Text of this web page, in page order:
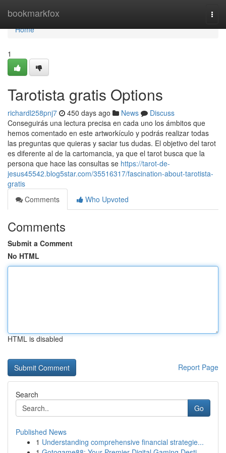
bookmarkfox
Home
Home
1
Tarotista gratis Options
richardl258pnj7 450 days ago News
Discuss
Conseguirás una lectura precisa en cada uno los ámbitos que
hemos comentado en este artworkículo y podrás realizar todas
las preguntas que quieras y saciar tus dudas. El objetivo del tarot
es diferente al de la cartomancia, ya que el tarot busca que la
persona que hace las consultas se https://tarot-de-
jesus45542.blog5star.com/35516317/fascination-about-tarotista-
gratis
Comments
Who Upvoted
Comments
Submit a Comment
No HTML
HTML is disabled
Report Page
Search
Go
Published News
1 Understanding comprehensive financial strategie...